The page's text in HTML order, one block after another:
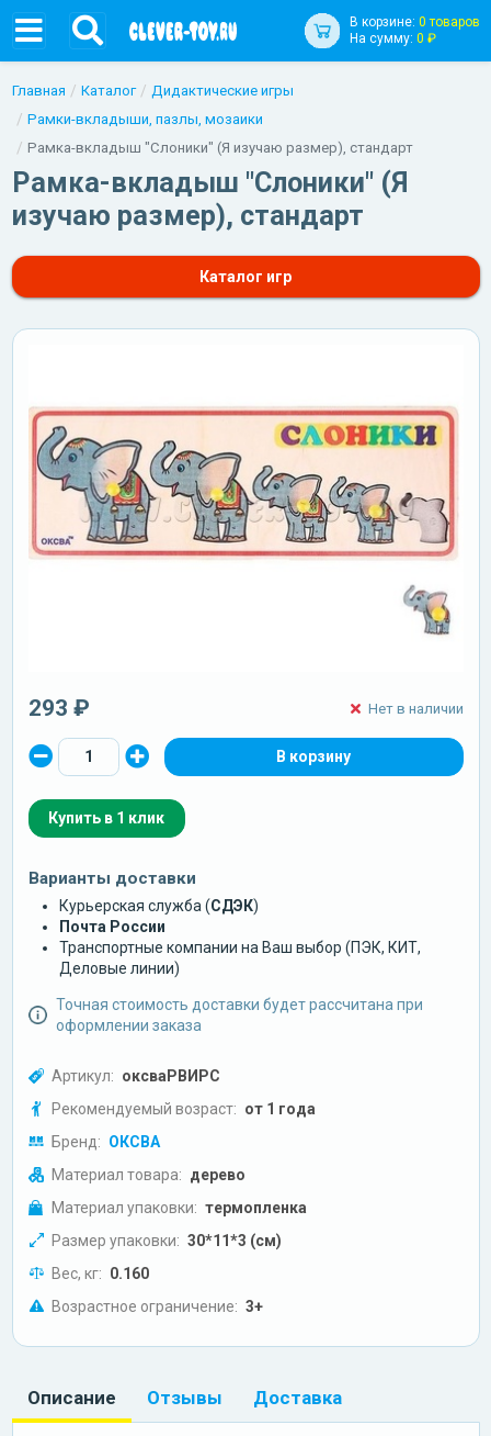
В корзине: 0 товаров
На сумму: 0 ₽
Главная Каталог
Дидактические игры
Рамки-вкладыши, пазлы, мозаики
Рамка-вкладыш "Слоники" (Я изучаю размер), стандарт
Рамка-вкладыш "Слоники" (Я
изучаю размер), стандарт
Каталог игр
293 ₽ Нет в наличии
Купить в 1 клик
Варианты доставки
Курьерская служба (СДЭК)
Почта России
Транспортные компании на Ваш выбор (ПЭК, КИТ,
Деловые линии)
Точная стоимость доставки будет рассчитана при
оформлении заказа
Артикул: оксваРВИРС
Рекомендуемый возраст: от 1 года
Бренд: ОКСВА
Материал товара: дерево
Материал упаковки: термопленка
Размер упаковки: 30*11*3 (см)
Вес, кг: 0.160
Возрастное ограничение: 3+
Описание Отзывы Доставка